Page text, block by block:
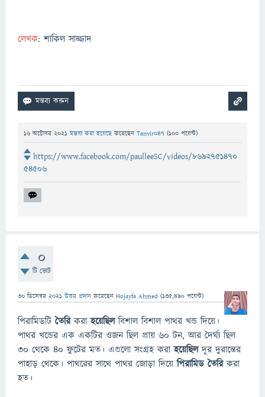
লেখক: শাকিল সাজ্জাদ
16 অক্টোবর 2021 মন্তব্য করা হয়েছেকরেছেন Tanvir047 (100 পয়েন্ট)
https://www.facebook.com/paulleeSC/videos/8692751470
54506
0
টি ভোট
30 ডিসেম্বর 2021 উত্তর প্রদান করেছেন Hojayfa Ahmed (135,490 পয়েন্ট)
পিরামিডটিতৈরিকরাহয়েছিলবিশাল বিশাল পাথর খন্ড দিয়ে।
পাথর খন্ডের এক একটির ওজন ছিল প্রায় ৬০ টন, আর দৈর্ঘ্য ছিল
৩০ থেকে ৪০ ফুটের মত। এগুলো সংগ্রহ করাহয়েছিলদূর দুরান্তের
পাহাড় থেকে। পাথরের সাথে পাথর জোড়া দিয়েপিরামিড তৈরিকরা
হত।